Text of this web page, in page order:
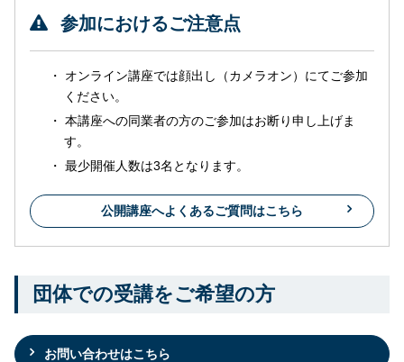
参加におけるご注意点
オンライン講座では顔出し（カメラオン）にてご参加
ください。
本講座への同業者の方のご参加はお断り申し上げま
す。
最少開催人数は3名となります。
公開講座へよくあるご質問はこちら
団体での受講をご希望の方
お問い合わせはこちら